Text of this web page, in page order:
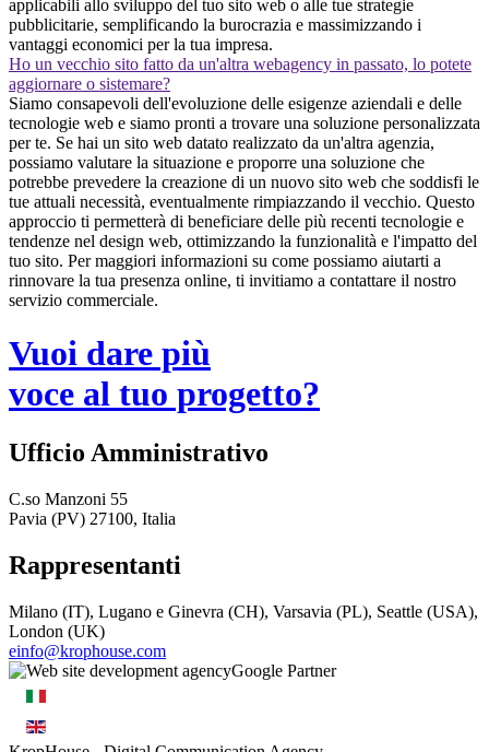
applicabili allo sviluppo del tuo sito web o alle tue strategie
pubblicitarie, semplificando la burocrazia e massimizzando i
vantaggi economici per la tua impresa.
Ho un vecchio sito fatto da un'altra webagency in passato, lo potete
aggiornare o sistemare?
Siamo consapevoli dell'evoluzione delle esigenze aziendali e delle
tecnologie web e siamo pronti a trovare una soluzione personalizzata
per te. Se hai un sito web datato realizzato da un'altra agenzia,
possiamo valutare la situazione e proporre una soluzione che
potrebbe prevedere la creazione di un nuovo sito web che soddisfi le
tue attuali necessità, eventualmente rimpiazzando il vecchio. Questo
approccio ti permetterà di beneficiare delle più recenti tecnologie e
tendenze nel design web, ottimizzando la funzionalità e l'impatto del
tuo sito. Per maggiori informazioni su come possiamo aiutarti a
rinnovare la tua presenza online, ti invitiamo a contattare il nostro
servizio commerciale.
Vuoi dare più
voce al tuo progetto?
Ufficio Amministrativo
C.so Manzoni 55
Pavia (PV) 27100, Italia
Rappresentanti
Milano (IT), Lugano e Ginevra (CH), Varsavia (PL), Seattle (USA),
London (UK)
einfo@krophouse.com